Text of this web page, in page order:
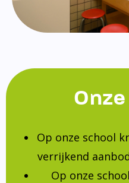
Op onze school
verrijkend
Op onze